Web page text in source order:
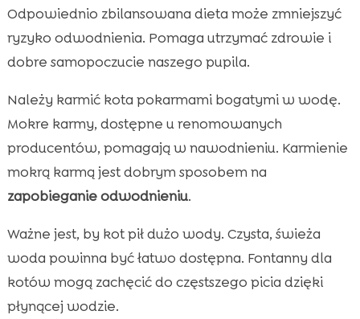
Odpowiednio zbilansowana dieta może zmniejszyć
ryzyko odwodnienia. Pomaga utrzymać zdrowie i
dobre samopoczucie naszego pupila.
Należy karmić kota pokarmami bogatymi w wodę.
Mokre karmy, dostępne u renomowanych
producentów, pomagają w nawodnieniu. Karmienie
mokrą karmą jest dobrym sposobem na
zapobieganie odwodnieniu.
Ważne jest, by kot pił dużo wody. Czysta, świeża
woda powinna być łatwo dostępna. Fontanny dla
kotów mogą zachęcić do częstszego picia dzięki
płynącej wodzie.